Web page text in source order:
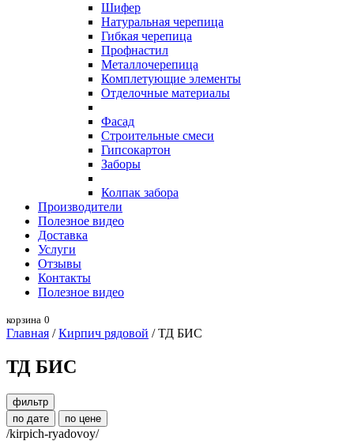
Шифер
Натуральная черепица
Гибкая черепица
Профнастил
Металлочерепица
Комплетующие элементы
Отделочные материалы
Фасад
Строительные смеси
Гипсокартон
Заборы
Колпак забора
Производители
Полезное видео
Доставка
Услуги
Отзывы
Контакты
Полезное видео
корзина 0
Главная /Кирпич рядовой / ТД БИС
ТД БИС
фильтр
по дате
по цене
/kirpich-ryadovoy/